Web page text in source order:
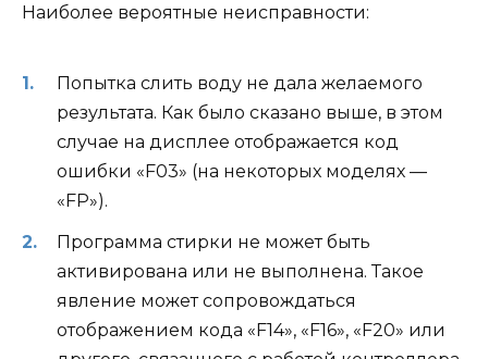
Наиболее вероятные неисправности:
Попытка слить воду не дала желаемого
результата. Как было сказано выше, в этом
случае на дисплее отображается код
ошибки «F03» (на некоторых моделях —
«FP»).
Программа стирки не может быть
активирована или не выполнена. Такое
явление может сопровождаться
отображением кода «F14», «F16», «F20» или